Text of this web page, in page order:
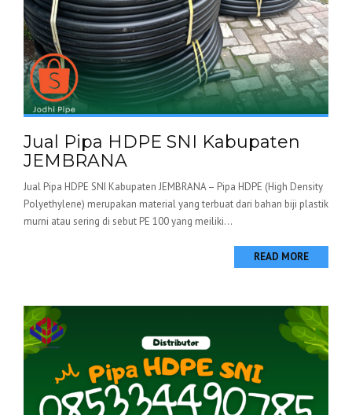
Jual Pipa HDPE SNI Kabupaten
JEMBRANA
Jual Pipa HDPE SNI Kabupaten JEMBRANA – Pipa HDPE (High Density
Polyethylene) merupakan material yang terbuat dari bahan biji plastik
murni atau sering di sebut PE 100 yang meiliki...
READ MORE